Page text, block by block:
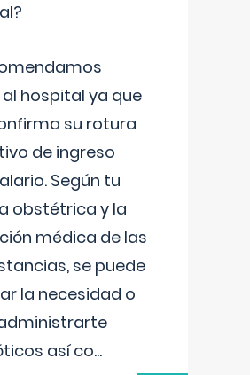
hospital ya que
su rotura
de ingreso
Según tu
obstétrica y la
médica de las
se puede
la necesidad o
así co...